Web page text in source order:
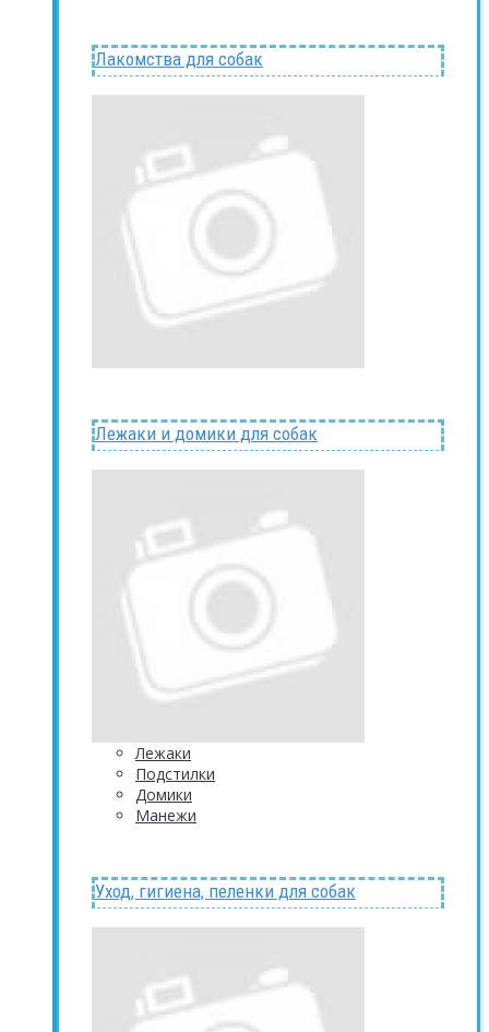
Лакомства для собак
Лежаки и домики для собак
Лежаки
Подстилки
Домики
Манежи
Уход, гигиена, пеленки для собак